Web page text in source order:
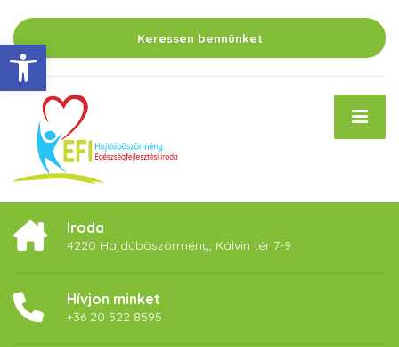
Eszköztár megnyitása
Keressen bennünket
Iroda
4220 Hajdúböszörmény, Kálvin tér 7-9
Hívjon minket
+36 20 522 8595